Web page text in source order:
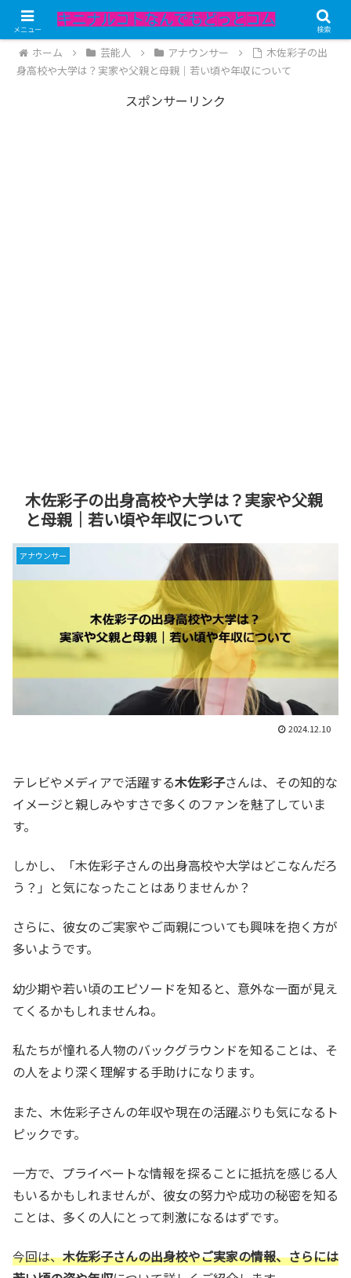
記事内にPRが含まれています。
ホーム 芸能人 アナウンサー
木佐彩子の出
身高校や大学は？実家や父親と母親｜若い頃や年収について
スポンサーリンク
木佐彩子の出身高校や大学は？実家や父親
と母親｜若い頃や年収について
アナウンサー
2024.12.10
テレビやメディアで活躍する木佐彩子さんは、その知的な
イメージと親しみやすさで多くのファンを魅了していま
す。
しかし、「木佐彩子さんの出身高校や大学はどこなんだろ
う？」と気になったことはありませんか？
さらに、彼女のご実家やご両親についても興味を抱く方が
多いようです。
幼少期や若い頃のエピソードを知ると、意外な一面が見え
てくるかもしれませんね。
私たちが憧れる人物のバックグラウンドを知ることは、そ
の人をより深く理解する手助けになります。
また、木佐彩子さんの年収や現在の活躍ぶりも気になるト
ピックです。
一方で、プライベートな情報を探ることに抵抗を感じる人
もいるかもしれませんが、彼女の努力や成功の秘密を知る
ことは、多くの人にとって刺激になるはずです。
今回は、木佐彩子さんの出身校やご実家の情報、さらには
メニュー 検索